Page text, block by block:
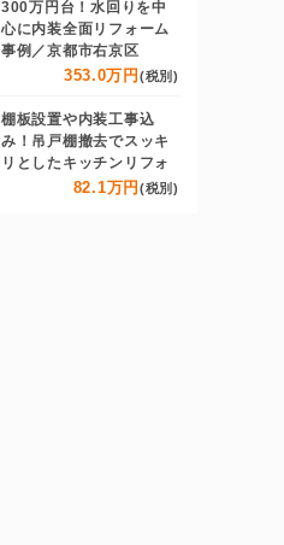
300万円台！水回りを中
心に内装全面リフォーム
事例／京都市右京区
353.0万円 (税別)
棚板設置や内装工事込
み！吊戸棚撤去でスッキ
リとしたキッチンリフォ
82.1万円 (税別)